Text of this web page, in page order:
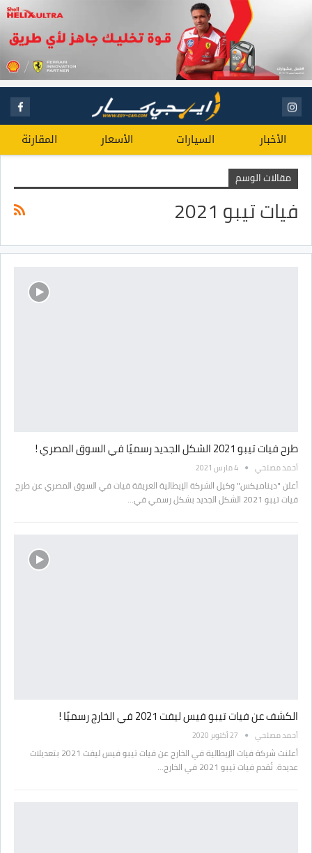
الأخبار السيارات الأسعار المقارنة
مقالات الوسم
فيات تيبو 2021
طرح فيات تيبو 2021 الشكل الجديد رسميًا في السوق المصري !
أحمد مصلحي 4 مارس 2021
أعلن "ديناميكس" وكيل الشركة الإيطالية العريقة فيات في السوق المصري عن طرح
فيات تيبو 2021 الشكل الجديد بشكل رسمي في…
الكشف عن فيات تيبو فيس ليفت 2021 في الخارج رسميًا !
أحمد مصلحي 27 أكتوبر 2020
أعلنت شركة فيات الإيطالية في الخارج عن فيات تيبو فيس ليفت 2021 بتعديلات
عديدة. تُقدم فيات تيبو 2021 في الخارج…